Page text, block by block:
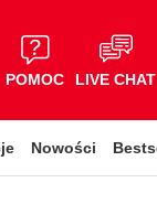
POMOC LIVE CHAT
Nowości